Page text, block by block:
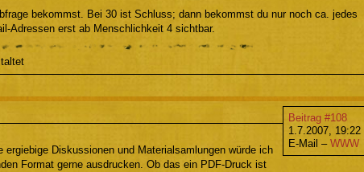
bekommst. Bei 30 ist Schluss; dann bekommst du nur noch ca. jedes
Adressen erst ab Menschlichkeit 4 sichtbar.
Beitrag #108
1.7.2007, 19:22
E-Mail – WWW
Diskussionen und Materialsamlungen würde ich
Format gerne ausdrucken. Ob das ein PDF-Druck ist